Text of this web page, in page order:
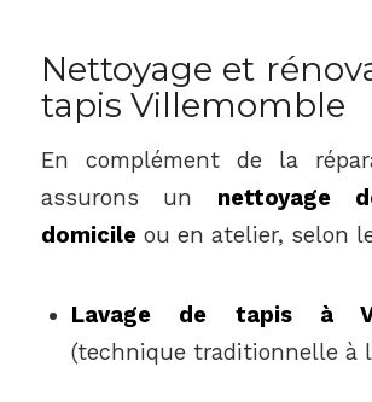
Nettoyage et
tapis Villemomble
En complément de la
assurons un nettoyage
domicileou en atelier, selon
Lavage de tapis à
(technique traditionnelle à